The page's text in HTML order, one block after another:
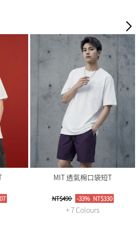
MIT 透氣棉口袋短T
NT$490 -33% NT$330
+ 7 Colours